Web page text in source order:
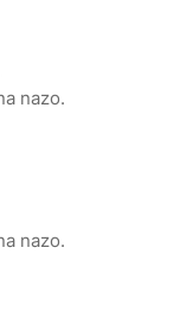
nazo.
nazo.